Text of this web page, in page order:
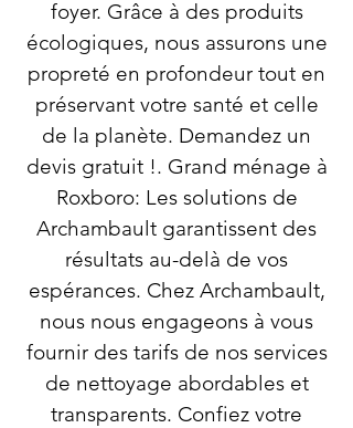
foyer. Grâce à des produits
écologiques, nous assurons une
propreté en profondeur tout en
préservant votre santé et celle
de la planète. Demandez un
devis gratuit !. Grand ménage à
Roxboro: Les solutions de
Archambault garantissent des
résultats au-delà de vos
espérances. Chez Archambault,
nous nous engageons à vous
fournir des tarifs de nos services
de nettoyage abordables et
transparents. Confiez votre